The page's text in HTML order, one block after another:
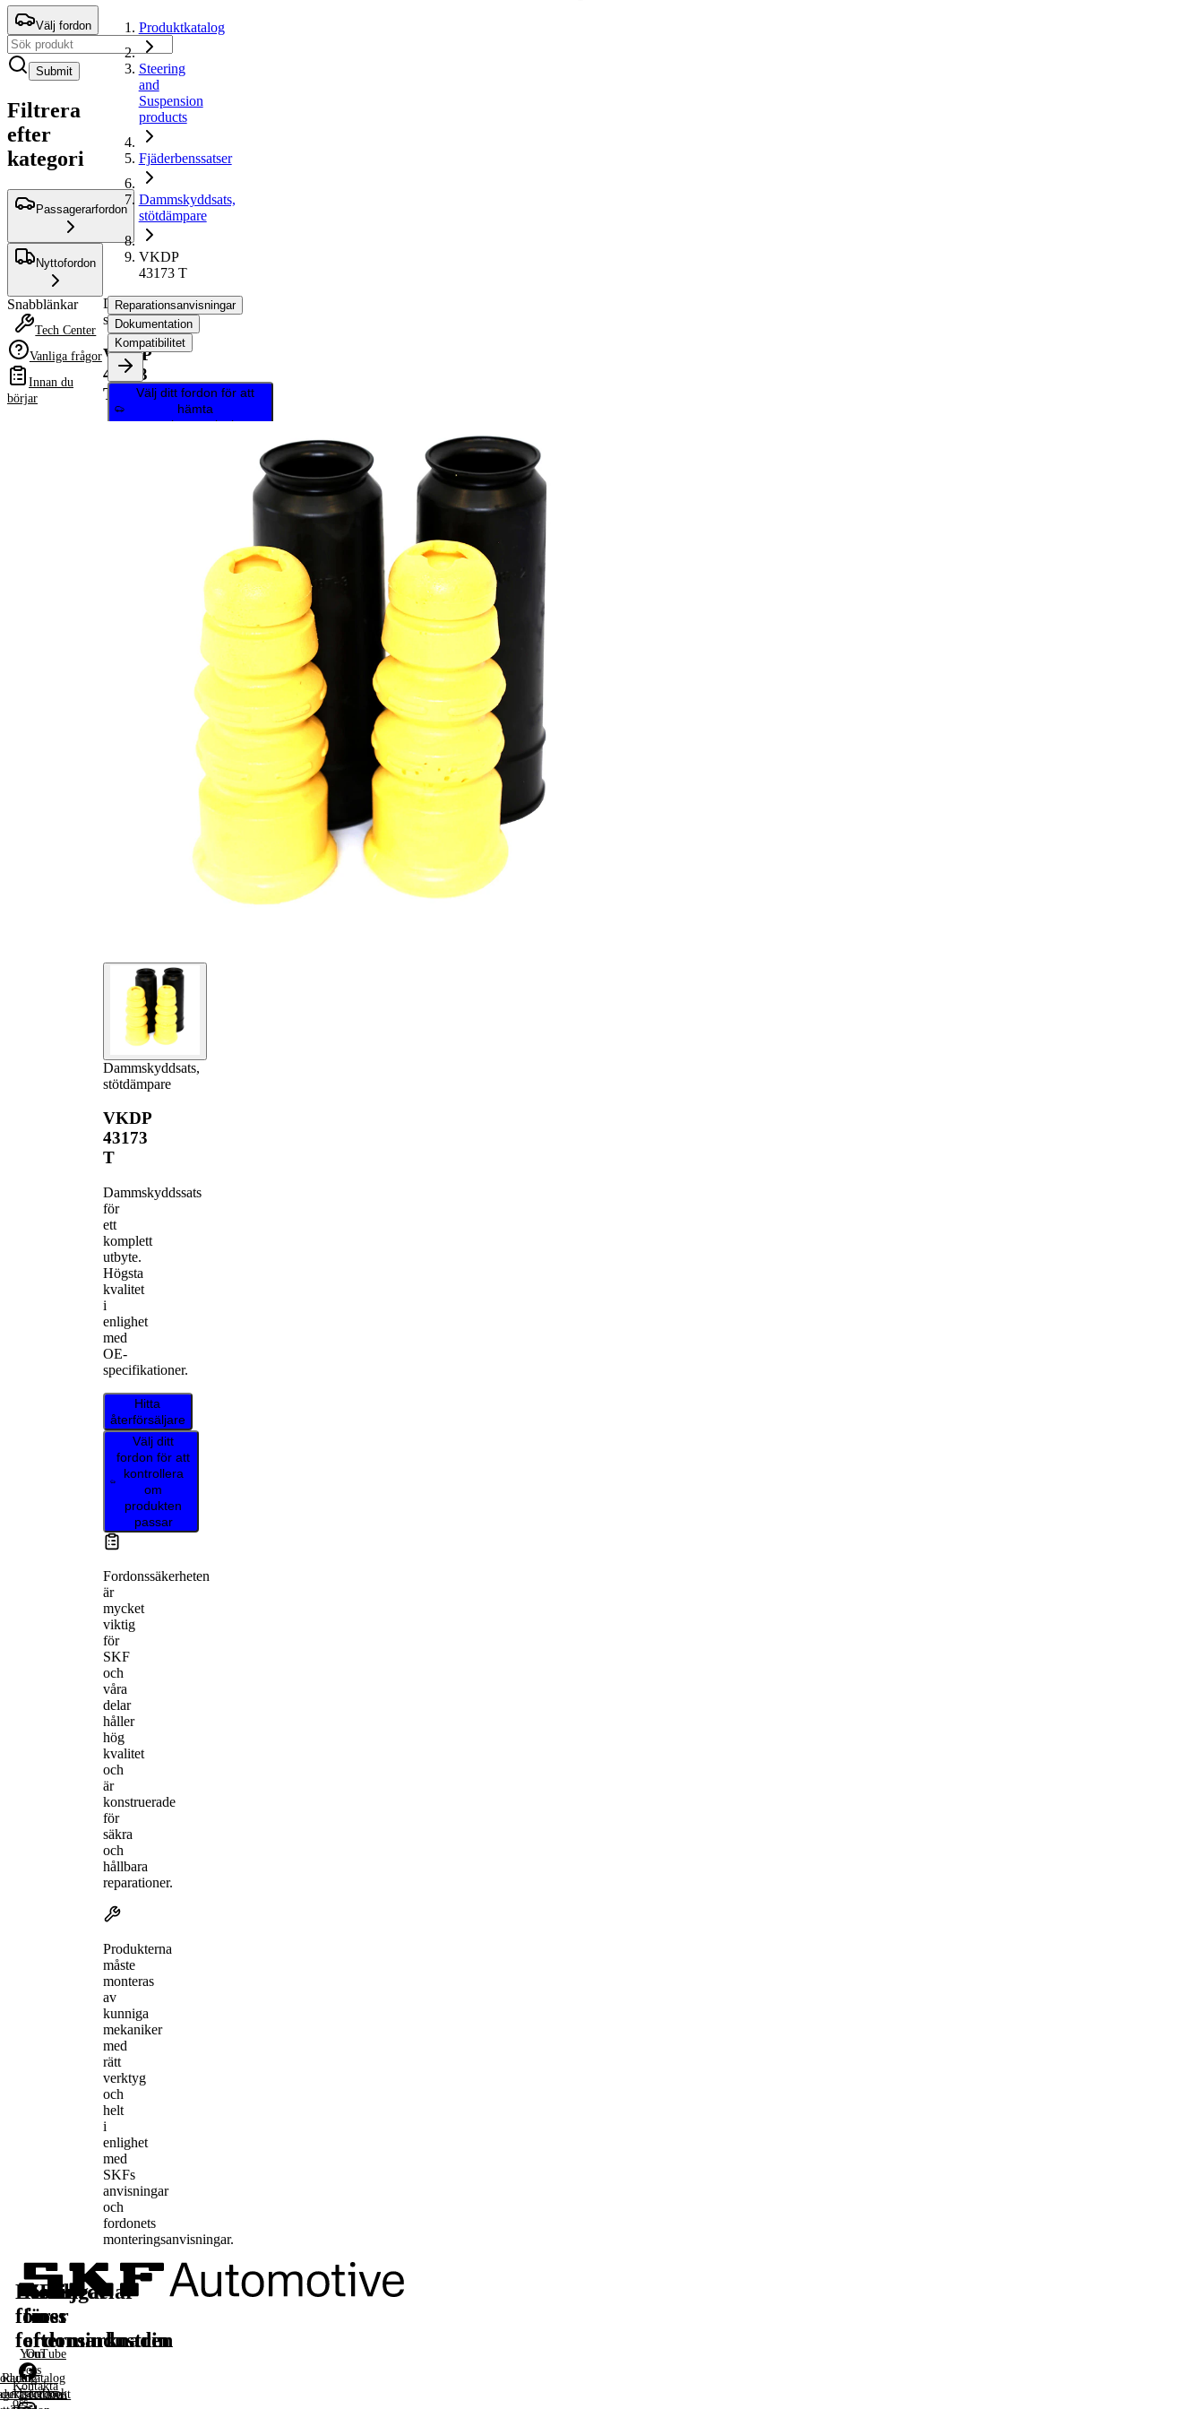
Välj fordon
Submit
Filtrera
efter
kategori
Passagerarfordon
Nyttofordon
Snabblänkar
Tech Center
Vanliga frågor
Innan du
börjar
Produktkatalog
Steering
and
Suspension
products
Fjäderbenssatser
Dammskyddsats,
stötdämpare
VKDP
43173 T
Dammskyddsats,
stötdämpare
VKDP
43173
T
Dammskyddsats,
stötdämpare
VKDP
43173
T
Dammskyddssats
för
ett
komplett
utbyte.
Högsta
kvalitet
i
enlighet
med
OE-
specifikationer.
Hitta
återförsäljare
Välj ditt
fordon för att
kontrollera
om
produkten
passar
Fordonssäkerheten
är
mycket
viktig
för
SKF
och
våra
delar
håller
hög
kvalitet
och
är
konstruerade
för
säkra
och
hållbara
reparationer.
Produkterna
måste
monteras
av
kunniga
mekaniker
med
rätt
verktyg
och
helt
i
enlighet
med
SKFs
anvisningar
och
fordonets
monteringsanvisningar.
Reparationsanvisningar
Dokumentation
Kompatibilitet
Välj ditt fordon för att
hämta
reparationsanvisningar
Lösningar
för
fordonsindustrin
Racing
Reservdelar
för
eftermarknaden
Läs
mer
Om
oss
Kontakta
oss
Följ
oss
YouTube
Facebook